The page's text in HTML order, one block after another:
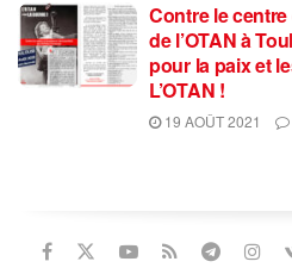
Contre le
de l’OTAN à
pour la paix et
L’OTAN !
19 AOÛT 2021